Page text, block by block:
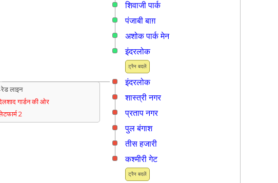
शिवाजी पार्क
पंजाबी बाग़
अशोक पार्क मेन
ट्रैन बदलें
इंदरलोक
इंदरलोक
लाइन
गार्डन की ओर
2
शास्त्री नगर
प्रताप नगर
पुल बंगाश
तीस हजारी
ट्रैन बदलें
कश्मीरी गेट